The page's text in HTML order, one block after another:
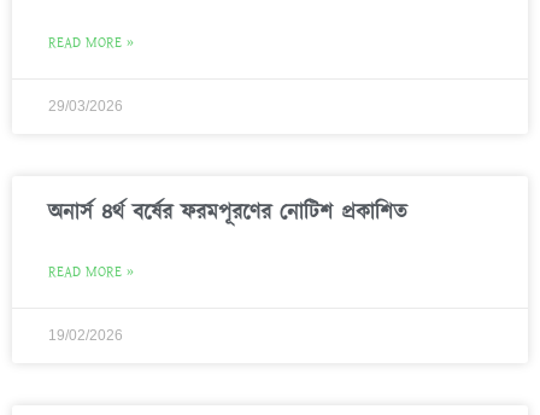
READ MORE »
29/03/2026
অনার্স ৪র্থ বর্ষের ফরমপূরণের নোটিশ প্রকাশিত
READ MORE »
19/02/2026